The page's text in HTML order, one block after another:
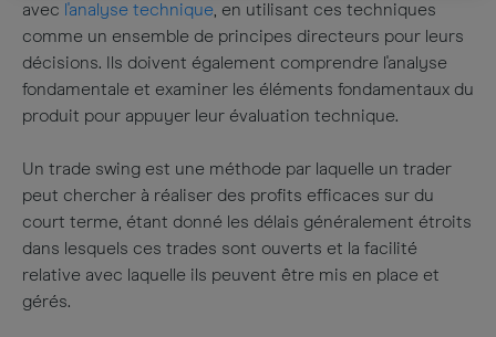
avec l'analyse technique , en utilisant ces techniques
comme un ensemble de principes directeurs pour leurs
décisions. Ils doivent également comprendre l'analyse
fondamentale et examiner les éléments fondamentaux du
produit pour appuyer leur évaluation technique.
Un trade swing est une méthode par laquelle un trader
peut chercher à réaliser des profits efficaces sur du
court terme, étant donné les délais généralement étroits
dans lesquels ces trades sont ouverts et la facilité
relative avec laquelle ils peuvent être mis en place et
gérés.